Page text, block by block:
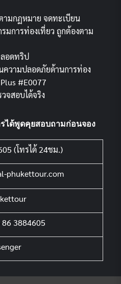
มกฏหมาย จดทะเบียน
มการท่องเที่ยว ถูกต้องตาม
อดทริป
ความปลอดภัยด้านการท่อง
#E0077
จสอบได้จริง
ได้พูดคุยสอบถามก่อนจอง
(โทรได้ 24ชม.)
phukettour.com
3884605